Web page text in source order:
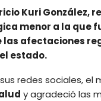
Kuri González,
menor a la que
las afectaciones
estado.
redes sociales,
y agradeció las